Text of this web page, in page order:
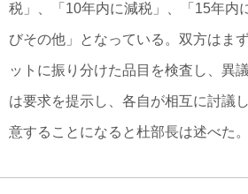
税」、「10年内に減税」、「15年内
びその他」となっている。双方はま
ットに振り分けた品目を検査し、異
は要求を提示し、各自が相互に討議
意することになると杜部長は述べた。